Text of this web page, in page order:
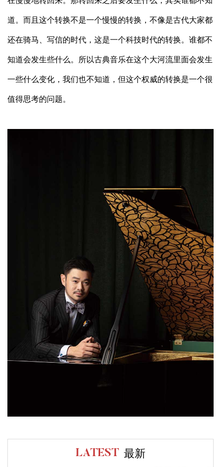
道。而且这个转换不是一个慢慢的转换，不像是古代大家都
还在骑马、写信的时代，这是一个科技时代的转换。谁都不
知道会发生些什么。所以古典音乐在这个大河流里面会发生
一些什么变化，我们也不知道，但这个权威的转换是一个很
值得思考的问题。
LATEST 最新